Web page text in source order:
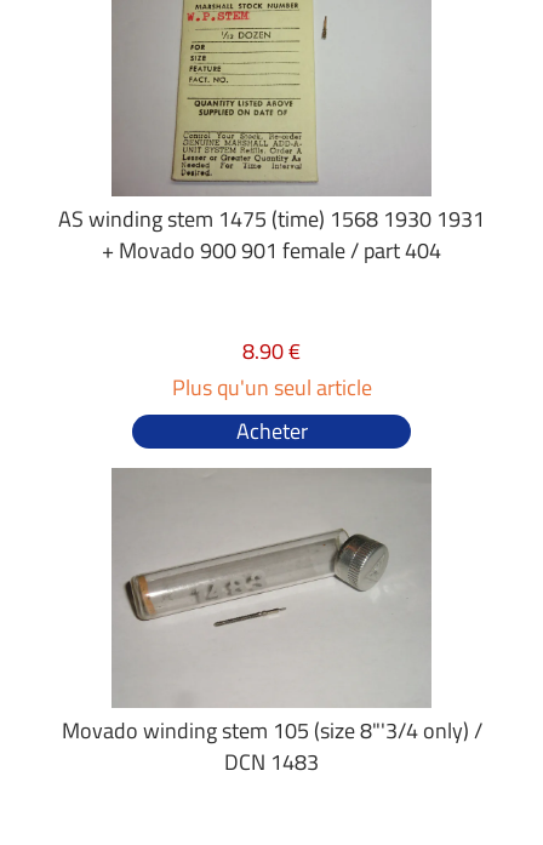
AS winding stem 1475 (time) 1568 1930 1931
+ Movado 900 901 female / part 404
8.90 €
Plus qu'un seul article
Acheter
Movado winding stem 105 (size 8"'3/4 only) /
DCN 1483